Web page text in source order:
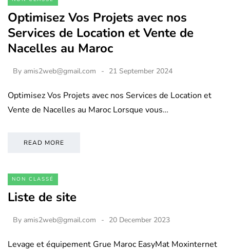
Optimisez Vos Projets avec nos
Services de Location et Vente de
Nacelles au Maroc
By amis2web@gmail.com 21 September 2024
Optimisez Vos Projets avec nos Services de Location et
Vente de Nacelles au Maroc Lorsque vous…
READ MORE
NON CLASSÉ
Liste de site
By amis2web@gmail.com 20 December 2023
Levage et équipement Grue Maroc EasyMat Moxinternet